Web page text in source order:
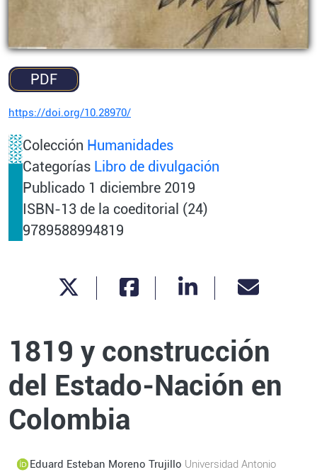
PDF
https://doi.org/10.28970/
Colección Humanidades
Categorías Libro de divulgación
Publicado 1 diciembre 2019
ISBN-13 de la coeditorial (24)
9789588994819
1819 y construcción
del Estado-Nación en
Colombia
Eduard Esteban Moreno Trujillo Universidad Antonio